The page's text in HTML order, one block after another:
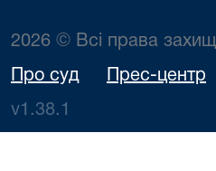
2026 © Всі права
Про суд Прес-центр
v1.38.1